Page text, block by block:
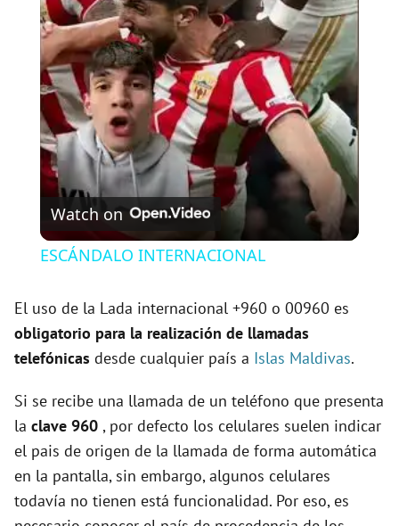
a
y
V
i
d
e
o
Watch on
ESCÁNDALO INTERNACIONAL
El uso de la Lada internacional +960 o 00960 es
obligatorio para la realización de llamadas
telefónicas desde cualquier país a Islas Maldivas.
Si se recibe una llamada de un teléfono que presenta
la clave 960 , por defecto los celulares suelen indicar
el pais de origen de la llamada de forma automática
en la pantalla, sin embargo, algunos celulares
todavía no tienen está funcionalidad. Por eso, es